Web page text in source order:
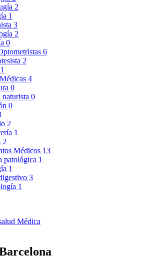
2
1
3
2
0
6
2
1
4
0
0
0
2
1
2
Médicos 13
patológica 1
1
3
1
Médica